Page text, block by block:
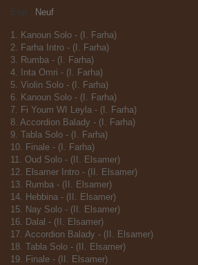
Neuf
1. Kanoun Solo - (I. Farha)
2. Farha Intro - (I. Farha)
3. Rumba - (I. Farha)
4. Inta Omri - (I. Farha)
5. Violin Solo - (I. Farha)
6. Kanoun Solo - (I. Farha)
7. Fi Youm WI Leyla - (I. Farha)
8. Accordion Balady - (I. Farha)
9. Tabla Solo - (I. Farha)
10. Finale - (I. Farha)
11. Oud Solo - (II. Elsamer)
12. Elsamer Intro - (II. Elsamer)
13. Rumba - (II. Elsamer)
14. Hebbina - (II. Elsamer)
15. Nay Solo - (II. Elsamer)
16. Dalal - (II. Elsamer)
17. Accordion Balady - (II. Elsamer)
18. Tabla Solo - (II. Elsamer)
19. Finale - (II. Elsamer)